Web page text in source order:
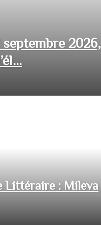
2026,
Littéraire : Mileva